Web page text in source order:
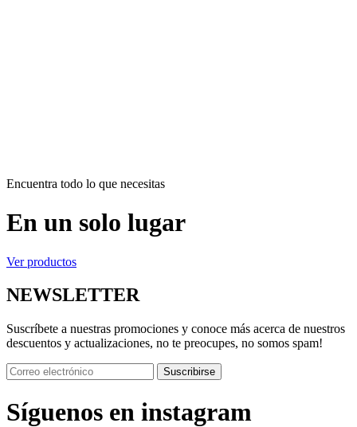
Encuentra todo lo que necesitas
En un solo lugar
Ver productos
NEWSLETTER
Suscríbete a nuestras promociones y conoce más acerca de nuestros
descuentos y actualizaciones, no te preocupes, no somos spam!
Suscribirse
Síguenos en instagram